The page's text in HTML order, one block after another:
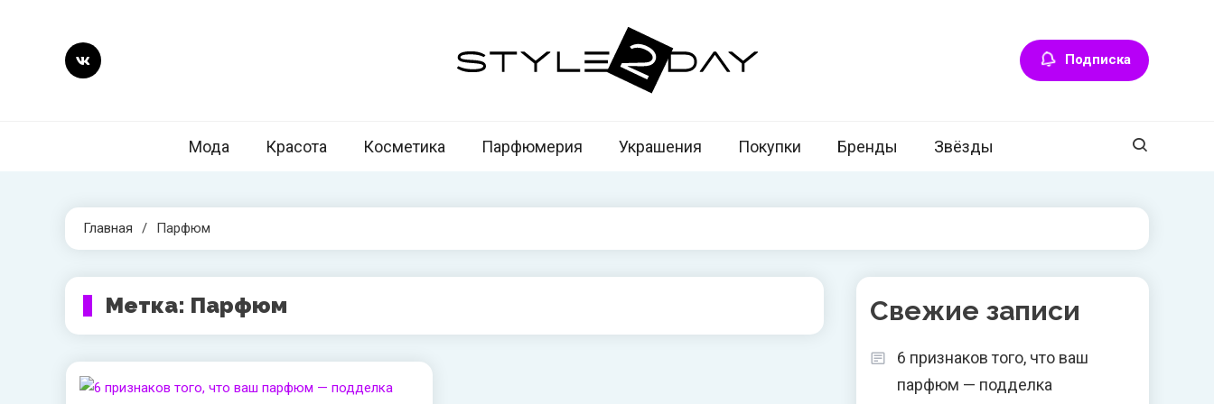
содержимому
Подписка
Мода Красота Косметика Парфюмерия Украшения Покупки Бренды Звёзды
Главная Парфюм
Метка: Парфюм Свежие записи
6 признаков того, что ваш
парфюм — подделка